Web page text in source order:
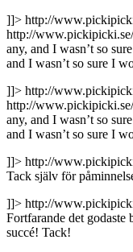
]]> http://
http://
any, and I wasn’t so
and I wasn’t so sure I
]]> http://
http://
any, and I wasn’t so
and I wasn’t so sure I
]]> http://
Tack själv för
]]> http://
Fortfarande det godaste
succé! Tack!